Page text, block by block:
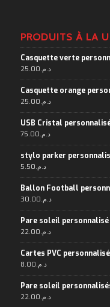
PRODUITS À LA
Casquette verte
د.م.25.00
Casquette orange
د.م.25.00
USB Cristal
د.م.75.00
stylo parker
د.م.5.50
Ballon Football
د.م.30.00
Pare soleil personnalisé
د.م.22.00
Cartes PVC
د.م.8.00
Pare soleil
د.م.22.00